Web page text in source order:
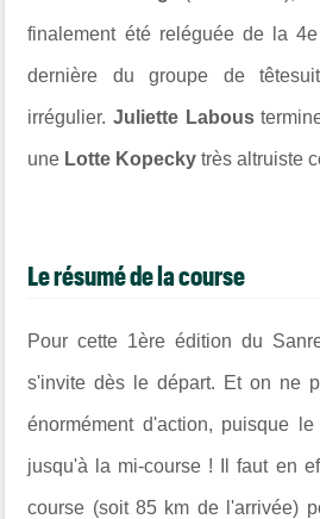
finalement été reléguée de la
dernière du groupe de
irrégulier.Juliette Labous
une Lotte Kopecky très altruiste
Le résumé de la course
Pour cette 1ère édition du
s'invite dès le départ. Et on ne
énormément d'action, puisque
jusqu'à la mi-course ! Il faut en
course (soit 85 km de l'arrivée)